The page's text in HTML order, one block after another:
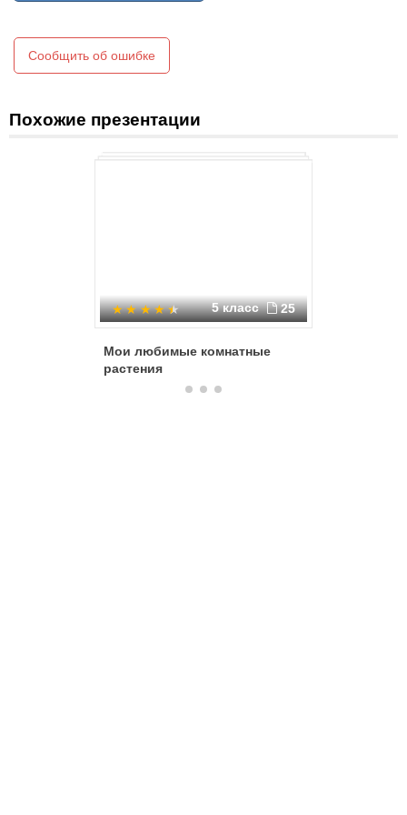
растений ядовит. Диффенбахия может вырасти до 2 м.
Цветение Диффенбахии
Сообщить об ошибке
Похожие презентации
5 класс 25
Мои любимые комнатные
растения